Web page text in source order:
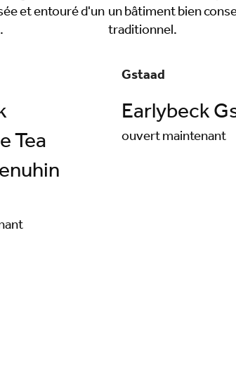
Tea
Gstaad
Earlybeck
ouvert maintenant